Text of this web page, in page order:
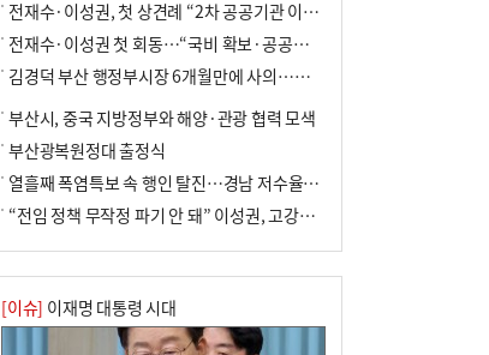
전재수·이성권, 첫 상견례 “2차 공공기관 이전 초당 협력”(종합)
전재수·이성권 첫 회동…“국비 확보·공공기관 이전 협력”
김경덕 부산 행정부시장 6개월만에 사의…후임 인선 촉각
부산시, 중국 지방정부와 해양·관광 협력 모색
부산광복원정대 출정식
열흘째 폭염특보 속 행인 탈진…경남 저수율 평년의 절반
“전임 정책 무작정 파기 안 돼” 이성권, 고강도 ‘전재수 견제’ 예고
[이슈] 이재명 대통령 시대